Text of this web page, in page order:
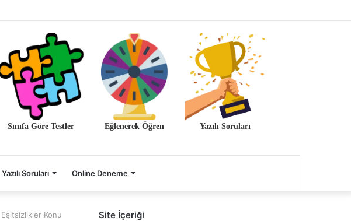
Sınıfa Göre Testler Eğlenerek Öğren Yazılı Soruları
Yazılı Soruları Online Deneme
Konu
Site İçeriği